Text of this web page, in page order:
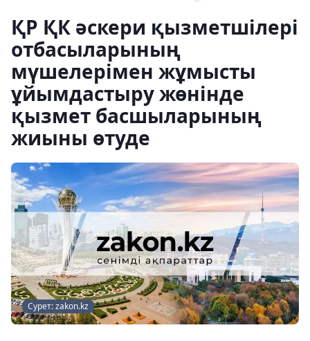
ҚР ҚК әскери қызметшілері
отбасыларының
мүшелерімен жұмысты
ұйымдастыру жөнінде
қызмет басшыларының
жиыны өтуде
Сурет: zakon.kz